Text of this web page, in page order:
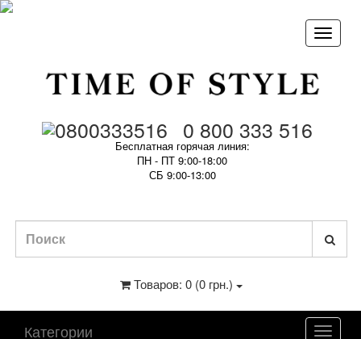
0 800 333 516
Бесплатная горячая линия:
ПН - ПТ 9:00-18:00
СБ 9:00-13:00
Товаров: 0 (0 грн.)
Категории